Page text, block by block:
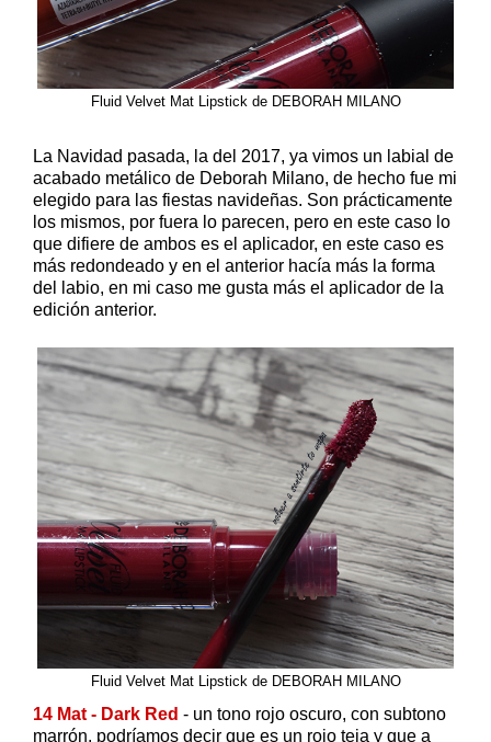
Fluid Velvet Mat Lipstick de DEBORAH MILANO
La Navidad pasada, la del 2017, ya vimos un labial de
acabado metálico de Deborah Milano, de hecho fue mi
elegido para las fiestas navideñas. Son prácticamente
los mismos, por fuera lo parecen, pero en este caso lo
que difiere de ambos es el aplicador, en este caso es
más redondeado y en el anterior hacía más la forma
del labio, en mi caso me gusta más el aplicador de la
edición anterior.
Fluid Velvet Mat Lipstick de DEBORAH MILANO
14 Mat - Dark Red - un tono rojo oscuro, con subtono
marrón, podríamos decir que es un rojo teja y que a